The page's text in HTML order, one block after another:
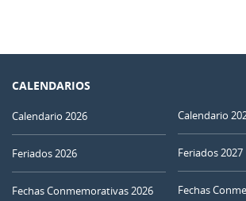
CALENDARIOS
Calendario 2026
Feriados 2026
Fechas Conmemorativas 2026
Calendario
Feriados 2027
Fechas